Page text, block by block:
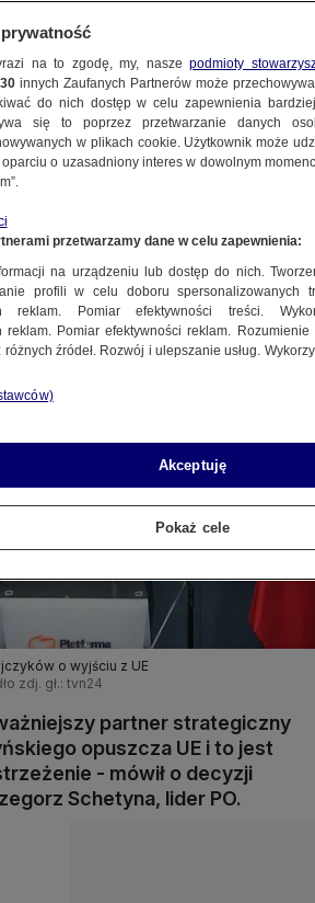
o wyjściu z UE
zdj. gł.: tvn24
partner strategiczny
opuszcza UE i to jest
- mówił o decyzji
Schetyna, lider PO.
na to zgodę, my, naszepodmioty
30 innych Zaufanych Partnerów może
do nich dostęp w celu zapewnienia
się to poprzez przetwarzanie danych
w plikach cookie. Użytkownik może
o uzasadniony interes w dowolnym
przetwarzamy dane w celu zapewnienia:
na urządzeniu lub dostęp do nich.
profili w celu doboru spersonalizowanych
reklam. Pomiar efektywności treści.
reklam. Pomiar efektywności reklam.
źródeł. Rozwój i ulepszanie usług.
Akceptuję
Pokaż cele